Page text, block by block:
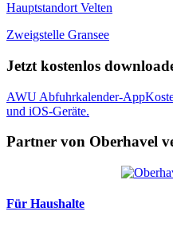
Hauptstandort Velten
Zweigstelle Gransee
Jetzt kostenlos
AWU Abfuhrkalender-App
und iOS-Geräte.
Partner von Oberhavel
Für Haushalte